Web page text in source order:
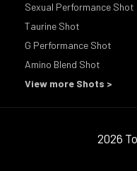
Sexual Performance Shot
Taurine Shot
G Performance Shot
Amino Blend Shot
View more Shots >
2026